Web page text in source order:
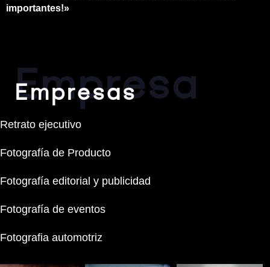
importantes!»
Empresa
Empresas
Retrato ejecutivo
Fotografía de Producto
Fotografía editorial y publicidad
Fotografía de eventos
Fotografia automotriz